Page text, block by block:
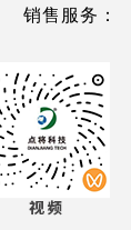
销售服务：